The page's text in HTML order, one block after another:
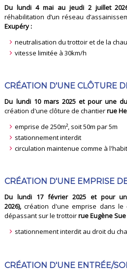
Du lundi 4 mai au jeudi 2 juillet
réhabilitation d’un réseau
Exupéry :
neutralisation du trottoir et de la
vitesse limitée à 30km/h
CRÉATION D'UNE CLÔTURE
Du lundi 10 mars 2025 et pour une
création d'une clôture de chantierrue
emprise de 250m², soit 50m par 5m
stationnement interdit
circulation maintenue comme à
CRÉATION D'UNE EMPRISE
Du lundi 17 février 2025 et pour
2026),création d'une emprise dans le
dépassant sur le trottoirrue Eugène Sue
stationnement interdit au droit du
CRÉATION D'UNE ENTRÉE/